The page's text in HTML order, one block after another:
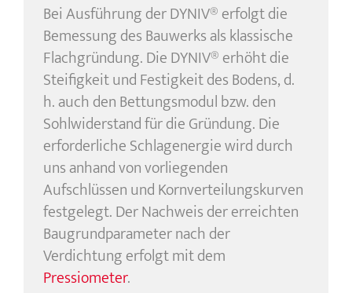
Bei Ausführung der DYNIV® erfolgt die
Bemessung des Bauwerks als klassische
Flachgründung. Die DYNIV® erhöht die
Steifigkeit und Festigkeit des Bodens, d.
h. auch den Bettungsmodul bzw. den
Sohlwiderstand für die Gründung. Die
erforderliche Schlagenergie wird durch
uns anhand von vorliegenden
Aufschlüssen und Kornverteilungskurven
festgelegt. Der Nachweis der erreichten
Baugrundparameter nach der
Verdichtung erfolgt mit dem
Pressiometer.